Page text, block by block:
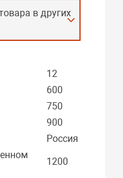
в других
12
600
750
900
Россия
1200